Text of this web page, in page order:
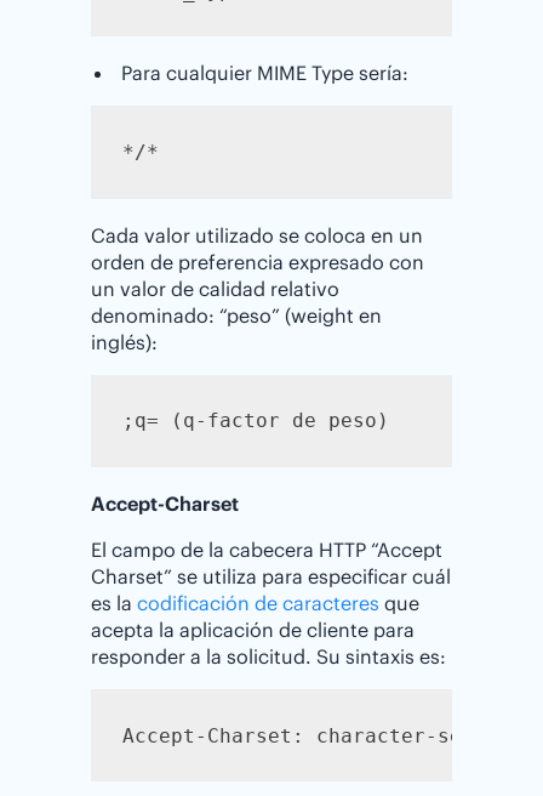
Para cualquier MIME Type sería:
*/*
Cada valor utilizado se coloca en un
orden de preferencia expresado con
un valor de calidad relativo
denominado: “peso” (weight en
inglés):
;q= (q-factor de peso)
Accept-Charset
El campo de la cabecera HTTP “Accept
Charset” se utiliza para especificar cuál
es la codificación de caracteres que
acepta la aplicación de cliente para
responder a la solicitud. Su sintaxis es:
Accept-Charset: character-set